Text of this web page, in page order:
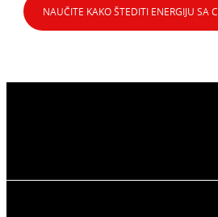
NAUČITE KAKO ŠTEDITI ENERGIJU SA